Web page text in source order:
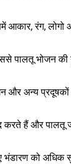
रंग, लोगो
पालतू भोजन की
और अन्य
करते हैं और पालतू
को अधिक